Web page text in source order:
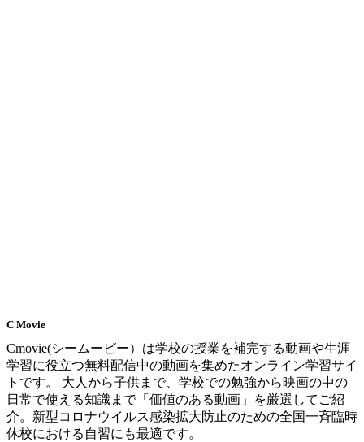
C Movie
Cmovie(シームービー）は学校の授業を補完する動画や生涯
学習に役立つ無料配信中の動画を集めたオンライン学習サイ
トです。 大人から子供まで、学校での勉強から映画の中の
日常で使える知識まで「価値のある動画」を厳選してご紹
介。新型コロナウイルス感染拡大防止のための全国一斉臨時
休校における自習にも最適です。